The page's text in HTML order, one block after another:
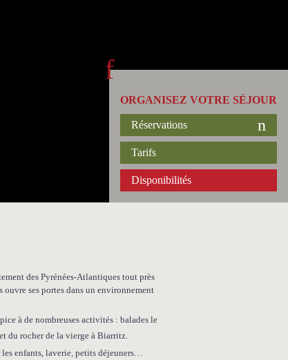
ORGANISEZ VOTRE SÉJOUR
Réservations
Tarifs
Disponibilités
des Pyrénées-Atlantiques tout près
ses portes dans un environnement
à de nombreuses activités : balades le
du rocher de la vierge à Biarritz.
les enfants, laverie, petits déjeuners…